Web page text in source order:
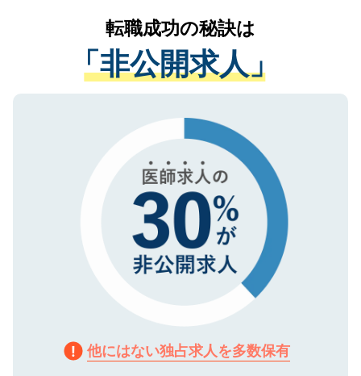
は、個人情報の取り扱いについての厳密な
管理基準を満たした事業者のみに付与され
る、プライバシーマークを取得済みです。
で、機密保持に関してもご安心ください。
かがいして、現在の医療機関の状況や紹介
経験をまじえながら、適切なアドバイスを
させていただきます。すぐにご転職をされ
ない方には、長期的なサポートが可能です
ので、まずはご登録ください。
転職成功の秘訣は
「非公開求人」
他にはない独占求人を多数保有